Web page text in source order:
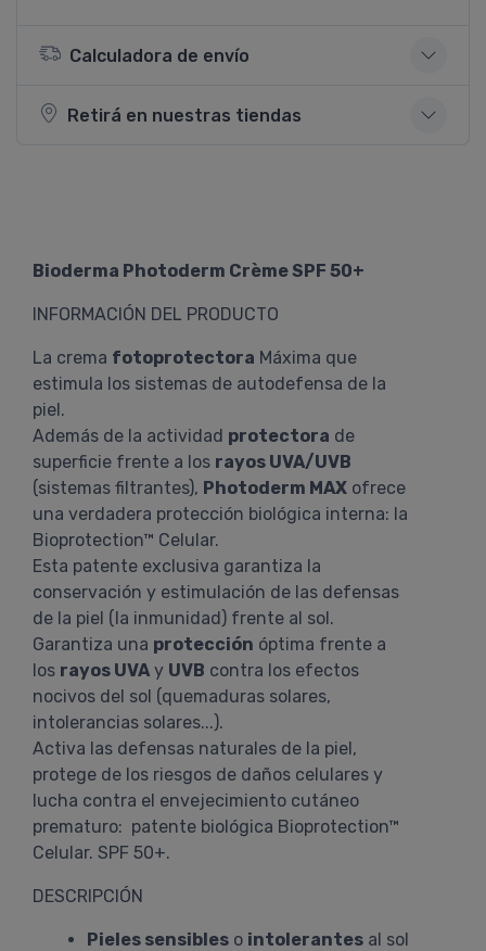
Calculadora de envío
Retirá en nuestras tiendas
Bioderma Photoderm Crème SPF 50+
INFORMACIÓN DEL PRODUCTO
La crema fotoprotectora Máxima que
estimula los sistemas de autodefensa de la
piel.
Además de la actividad protectora de
superficie frente a los rayos UVA/UVB
(sistemas filtrantes), Photoderm MAX ofrece
una verdadera protección biológica interna: la
Bioprotection™ Celular.
Esta patente exclusiva garantiza la
conservación y estimulación de las defensas
de la piel (la inmunidad) frente al sol.
Garantiza una protección óptima frente a
los rayos UVA y UVB contra los efectos
nocivos del sol (quemaduras solares,
intolerancias solares...).
Activa las defensas naturales de la piel,
protege de los riesgos de daños celulares y
lucha contra el envejecimiento cutáneo
prematuro: patente biológica Bioprotection™
Celular. SPF 50+.
DESCRIPCIÓN
Pieles sensibles o intolerantes al sol